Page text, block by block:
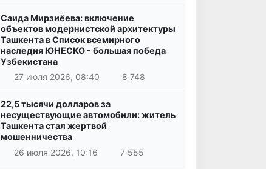
Саида Мирзиёева: включение
объектов модернистской архитектуры
Ташкента в Список всемирного
наследия ЮНЕСКО - большая победа
Узбекистана
27 июля 2026, 08:40
8 748
22,5 тысячи долларов за
несуществующие автомобили: житель
Ташкента стал жертвой
мошенничества
26 июля 2026, 10:16
7 555